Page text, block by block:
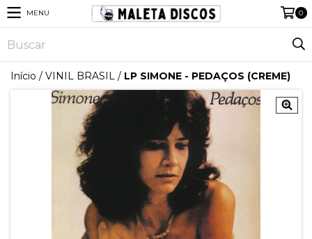
MENU 0
Início / VINIL BRASIL / LP SIMONE - PEDAÇOS (CREME)